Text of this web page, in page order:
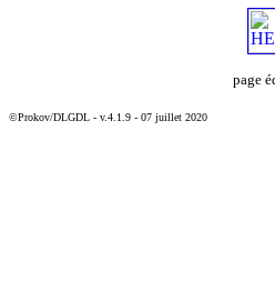
page
©Prokov/DLGDL - v.4.1.9 - 07 juillet 2020